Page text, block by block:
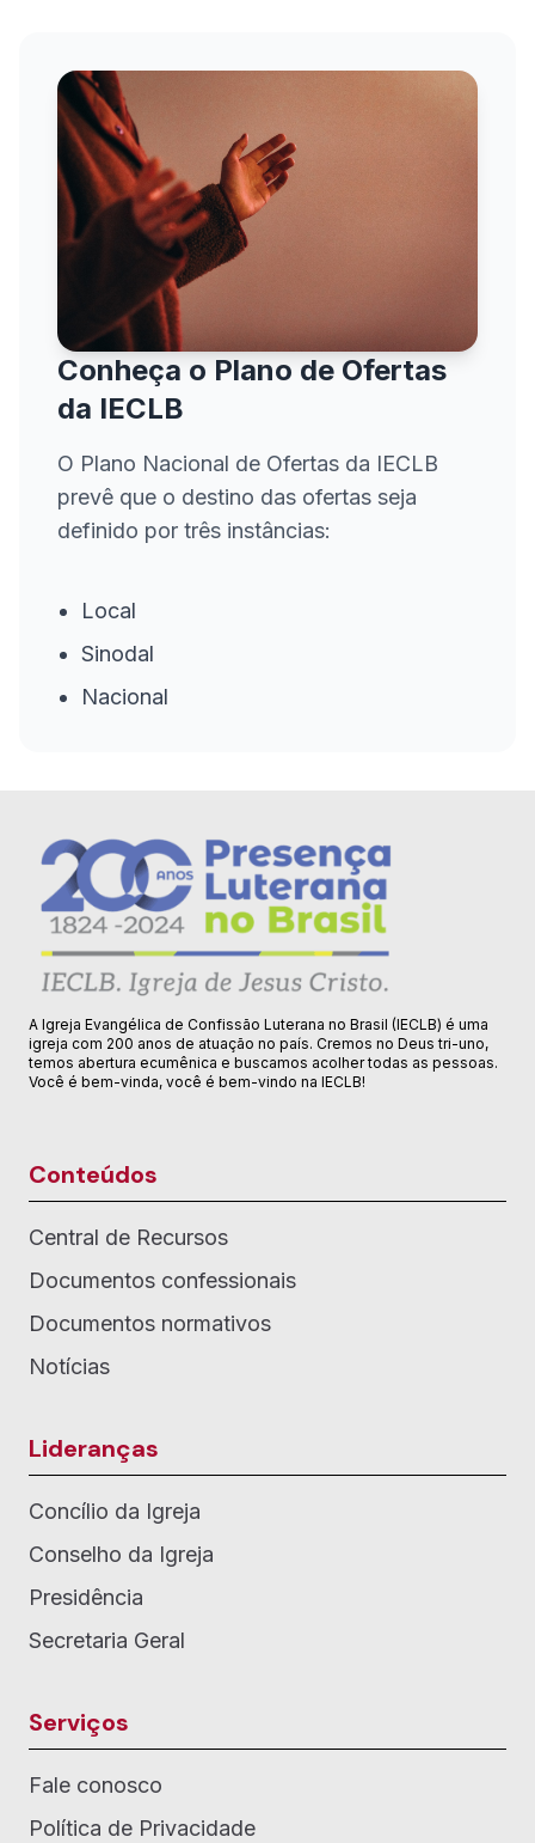
Conheça o Plano de Ofertas
da IECLB
O Plano Nacional de Ofertas da IECLB
prevê que o destino das ofertas seja
definido por três instâncias:
Local
Sinodal
Nacional
A Igreja Evangélica de Confissão Luterana no Brasil (IECLB) é uma
igreja com 200 anos de atuação no país. Cremos no Deus tri-uno,
temos abertura ecumênica e buscamos acolher todas as pessoas.
Você é bem-vinda, você é bem-vindo na IECLB!
Conteúdos
Central de Recursos
Documentos confessionais
Documentos normativos
Notícias
Lideranças
Concílio da Igreja
Conselho da Igreja
Presidência
Secretaria Geral
Serviços
Fale conosco
Política de Privacidade